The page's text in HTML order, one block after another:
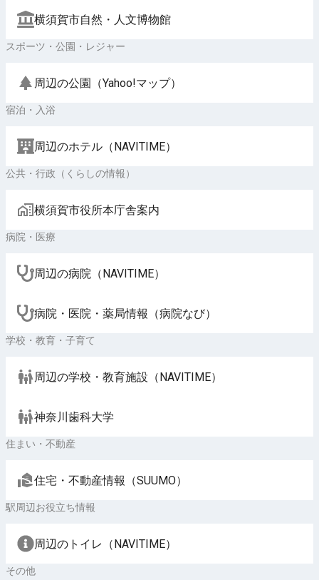
横須賀市自然・人文博物館
スポーツ・公園・レジャー
周辺の公園（Yahoo!マップ）
宿泊・入浴
周辺のホテル（NAVITIME）
公共・行政（くらしの情報）
横須賀市役所本庁舎案内
病院・医療
周辺の病院（NAVITIME）
病院・医院・薬局情報（病院なび）
学校・教育・子育て
周辺の学校・教育施設（NAVITIME）
神奈川歯科大学
住まい・不動産
住宅・不動産情報（SUUMO）
駅周辺お役立ち情報
周辺のトイレ（NAVITIME）
その他